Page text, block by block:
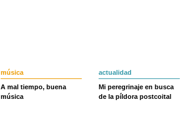
música
A mal tiempo, buena
música
actualidad
Mi peregrinaje en busca
de la píldora postcoital